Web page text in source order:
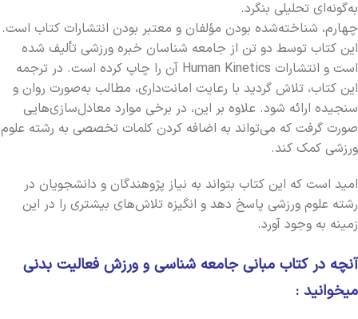
به‌گونه‌ای تحلیلی بنگرد.
چهارم، شناخته‌شده بودن مؤلفان و معتبر بودن انتشارات کتاب است.
این کتاب توسط دو تن از جامعه شناسان خبره ورزشی تألیف شده
است و انتشارات Human Kinetics آن را چاپ کرده است. در ترجمه
این کتاب، تلاش گردید با رعایت امانت‌داری، مطالب به‌صورت روان و
سنجیده ارائه شود. علاوه بر این، در برخی موارد معادل‌سازی‌هایی
صورت گرفت که می‌تواند به اضافه کردن کلمات تخصصی به رشته علوم
ورزشی کمک کند.
امید است که این کتاب بتواند به نیاز پژوهندگان و دانشجویان در
رشته علوم ورزشی پاسخ دهد و انگیزه تلاش‌های بیشتری را در این
زمینه به وجود آورد.
آنچه در کتاب مبانی جامعه شناسی و ورزش فعالیت بدنی
می‏خوانید :